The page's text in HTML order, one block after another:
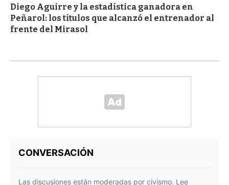
Diego Aguirre y la estadística ganadora en
Peñarol: los títulos que alcanzó el entrenador al
frente del Mirasol